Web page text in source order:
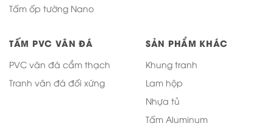
Tấm ốp tường Nano
TẤM PVC VÂN ĐÁ
PVC vân đá cẩm thạch
Tranh vân đá đối xứng
SẢN PHẨM KHÁC
Khung tranh
Lam hộp
Nhựa tủ
Tấm Aluminum